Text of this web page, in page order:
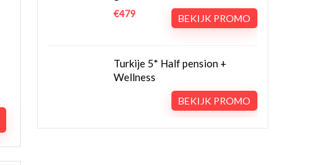
€479 BEKIJK PROMO
Turkije 5* Half pension +
Wellness
BEKIJK PROMO